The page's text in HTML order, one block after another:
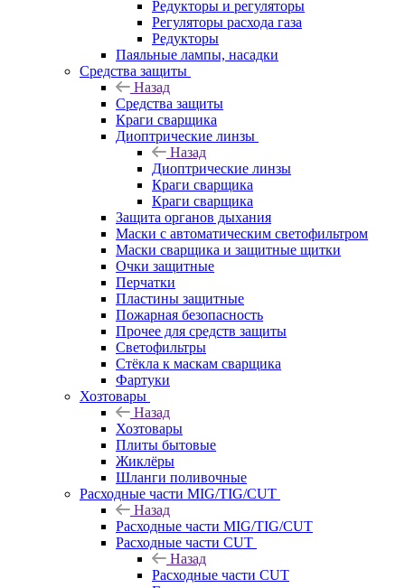
Редукторы и регуляторы
Регуляторы расхода газа
Редукторы
Паяльные лампы, насадки
Средства защиты
Назад
Средства защиты
Краги сварщика
Диоптрические линзы
Назад
Диоптрические линзы
Краги сварщика
Краги сварщика
Защита органов дыхания
Маски с автоматическим светофильтром
Маски сварщика и защитные щитки
Очки защитные
Перчатки
Пластины защитные
Пожарная безопасность
Прочее для средств защиты
Светофильтры
Стёкла к маскам сварщика
Фартуки
Хозтовары
Назад
Хозтовары
Плиты бытовые
Жиклёры
Шланги поливочные
Расходные части MIG/TIG/CUT
Назад
Расходные части MIG/TIG/CUT
Расходные части CUT
Назад
Расходные части CUT